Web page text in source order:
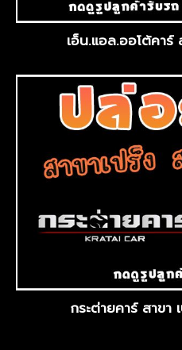
เอ็น.แอล.ออโต้คา
กระต่ายคาร์ สาขา